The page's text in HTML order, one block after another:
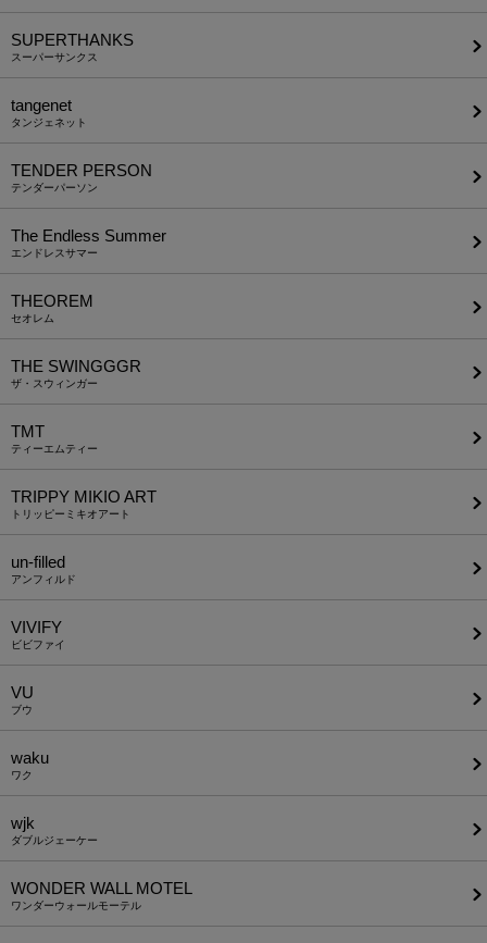
SUPERTHANKS
スーパーサンクス
tangenet
タンジェネット
TENDER PERSON
テンダーパーソン
The Endless Summer
エンドレスサマー
THEOREM
セオレム
THE SWINGGGR
ザ・スウィンガー
TMT
ティーエムティー
TRIPPY MIKIO ART
トリッピーミキオアート
un-filled
アンフィルド
VIVIFY
ビビファイ
VU
ブウ
waku
ワク
wjk
ダブルジェーケー
WONDER WALL MOTEL
ワンダーウォールモーテル